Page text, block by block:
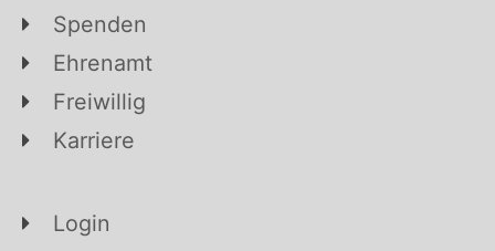
Spenden
Ehrenamt
Freiwillig
Karriere
Login